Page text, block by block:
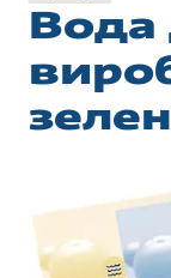
Вода